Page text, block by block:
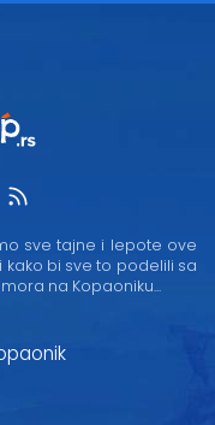
sve tajne i lepote ove
kako bi sve to podelili sa
na Kopaoniku...